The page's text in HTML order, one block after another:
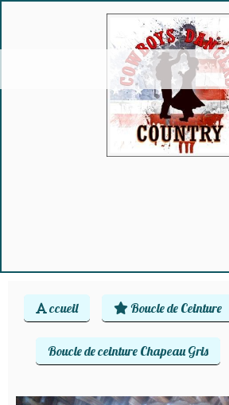
ccueil Boucle de Ceinture
Boucle de ceinture Chapeau Gris